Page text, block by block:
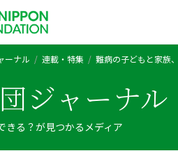
ーナル 連載・特集 難病の子どもと家族
ジャーナル
きる？が見つかるメディア